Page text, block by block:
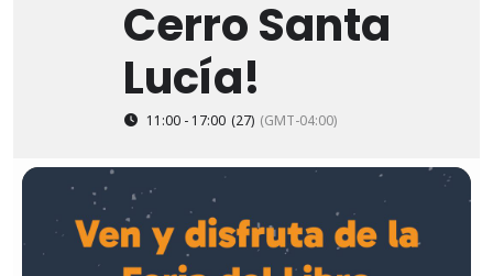
Cerro Santa
Lucía!
11:00 - 17:00 (27) (GMT-04:00)